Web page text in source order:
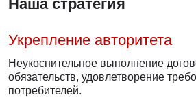
Наша стратегия
Укрепление авторитета
Неукоснительное выполнение
обязательств, удовлетворение
потребителей.